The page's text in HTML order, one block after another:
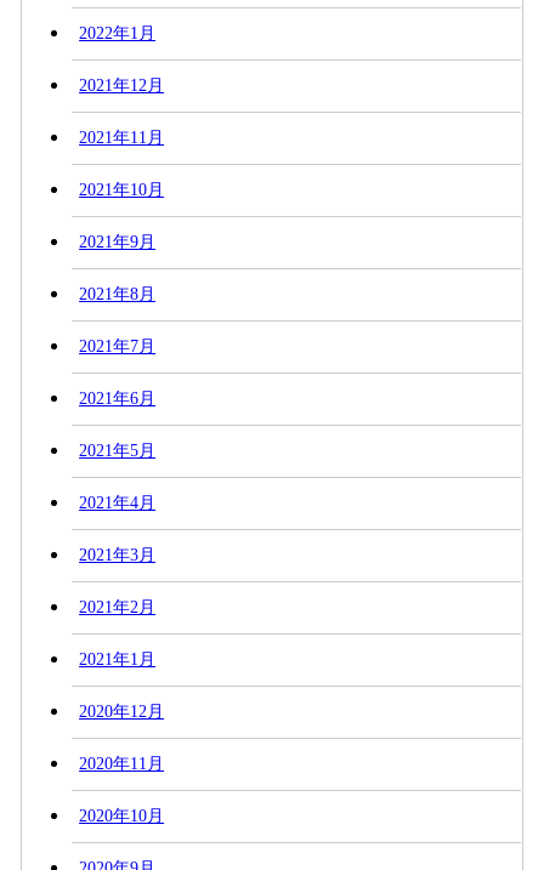
2022年1月
2021年12月
2021年11月
2021年10月
2021年9月
2021年8月
2021年7月
2021年6月
2021年5月
2021年4月
2021年3月
2021年2月
2021年1月
2020年12月
2020年11月
2020年10月